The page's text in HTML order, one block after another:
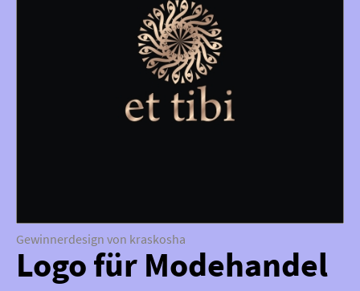
Gewinnerdesign von kraskosha
Logo für Modehandel